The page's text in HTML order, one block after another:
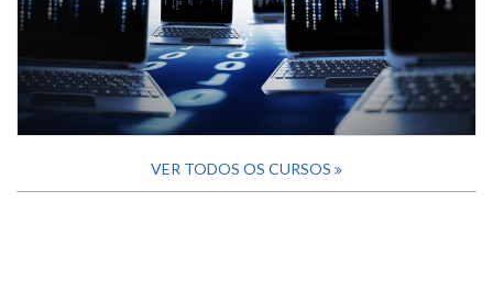
VER TODOS OS CURSOS